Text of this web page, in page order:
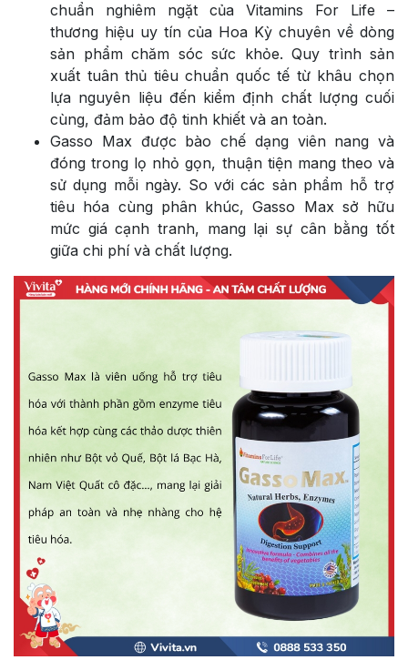
chuẩn nghiêm ngặt của Vitamins For Life –
thương hiệu uy tín của Hoa Kỳ chuyên về dòng
sản phẩm chăm sóc sức khỏe. Quy trình sản
xuất tuân thủ tiêu chuẩn quốc tế từ khâu chọn
lựa nguyên liệu đến kiểm định chất lượng cuối
cùng, đảm bảo độ tinh khiết và an toàn.
Gasso Max được bào chế dạng viên nang và
đóng trong lọ nhỏ gọn, thuận tiện mang theo và
sử dụng mỗi ngày. So với các sản phẩm hỗ trợ
tiêu hóa cùng phân khúc, Gasso Max sở hữu
mức giá cạnh tranh, mang lại sự cân bằng tốt
giữa chi phí và chất lượng.